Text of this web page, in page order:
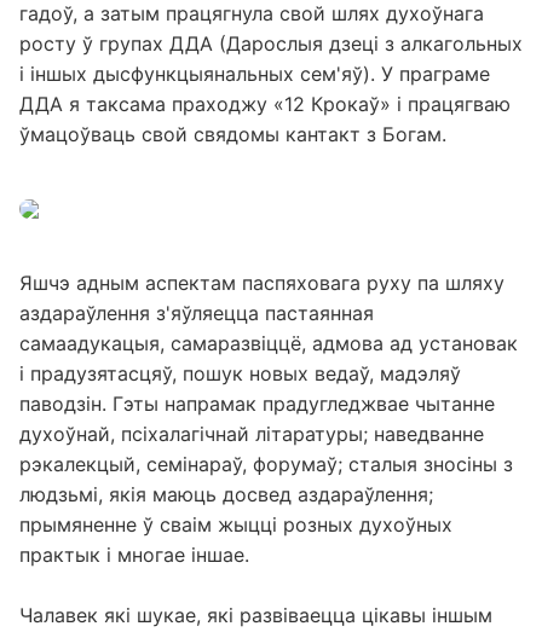
гадоў, а затым працягнула свой шлях духоўнага
росту ў групах ДДА (Дарослыя дзеці з алкагольных
і іншых дысфункцыянальных сем'яў). У праграме
ДДА я таксама праходжу «12 Крокаў» і працягваю
ўмацоўваць свой свядомы кантакт з Богам.
Яшчэ адным аспектам паспяховага руху па шляху
аздараўлення з'яўляецца пастаянная
самаадукацыя, самаразвіццё, адмова ад установак
і прадузятасцяў, пошук новых ведаў, мадэляў
паводзін. Гэты напрамак прадугледжвае чытанне
духоўнай, псіхалагічнай літаратуры; наведванне
рэкалекцый, семінараў, форумаў; сталыя зносіны з
людзьмі, якія маюць досвед аздараўлення;
прымяненне ў сваім жыцці розных духоўных
практык і многае іншае.
Чалавек які шукае, які развіваецца цікавы іншым